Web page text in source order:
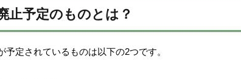
止予定のものとは？
予定されているものは以下の2つです。